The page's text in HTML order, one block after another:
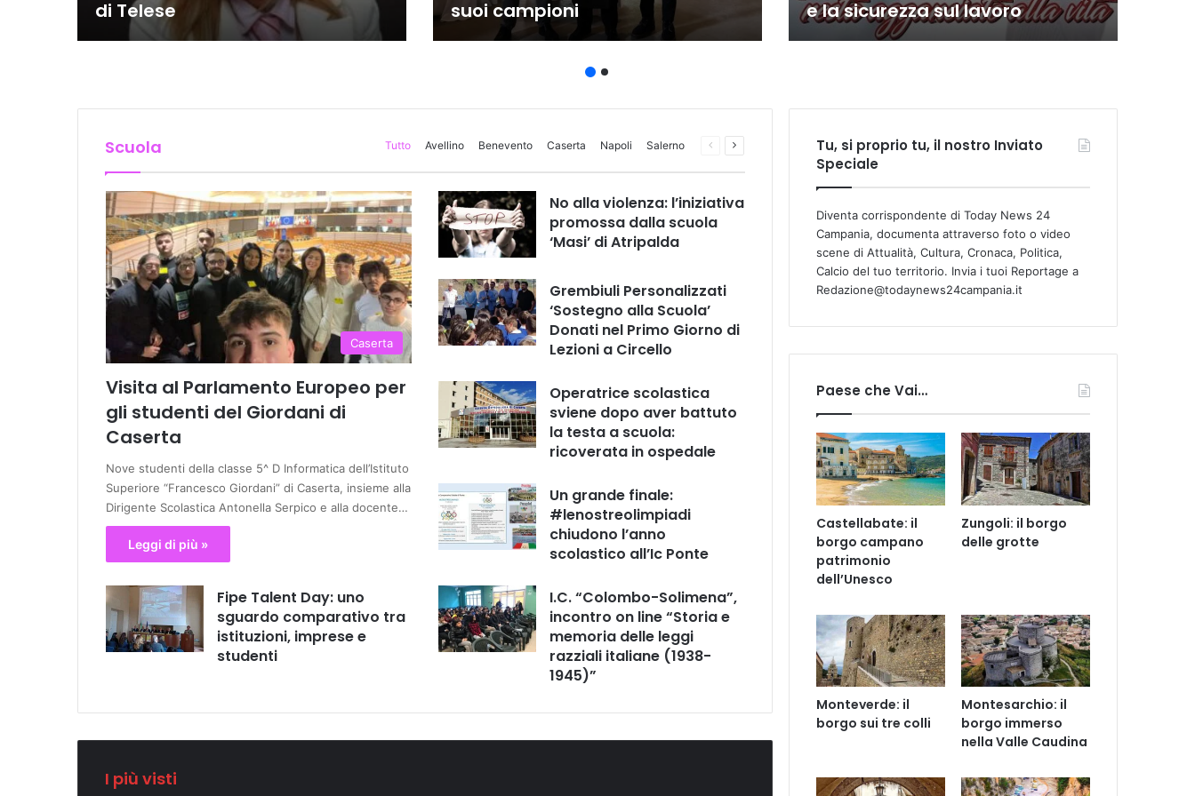
di Telese
suoi campioni
e la sicurezza sul lavoro
Scuola Tutto Avellino Benevento Caserta Napoli Salerno
Pagina
Caserta
Visita al Parlamento Europeo per
gli studenti del Giordani di
Caserta
Nove studenti della classe 5^ D Informatica dell’Istituto
Superiore “Francesco Giordani” di Caserta, insieme alla
Dirigente Scolastica Antonella Serpico e alla docente…
Leggi di più »
No alla violenza: l’iniziativa
promossa dalla scuola
‘Masi’ di Atripalda
Grembiuli Personalizzati
‘Sostegno alla Scuola’
Donati nel Primo Giorno di
Lezioni a Circello
Operatrice scolastica
sviene dopo aver battuto
la testa a scuola:
ricoverata in ospedale
Un grande finale:
#lenostreolimpiadi
chiudono l’anno
scolastico all’Ic Ponte
Fipe Talent Day: uno
sguardo comparativo tra
istituzioni, imprese e
studenti
I.C. “Colombo-Solimena”,
incontro on line “Storia e
memoria delle leggi
razziali italiane (1938-
1945)”
I più visti
Tu, si proprio tu, il nostro Inviato
Speciale
Diventa corrispondente di Today News 24
Campania, documenta attraverso foto o video
scene di Attualità, Cultura, Cronaca, Politica,
Calcio del tuo territorio. Invia i tuoi Reportage a
Redazione@todaynews24campania.it
Paese che Vai…
Castellabate: il
borgo campano
patrimonio
dell’Unesco
Zungoli: il borgo
delle grotte
Monteverde: il
borgo sui tre colli
Montesarchio: il
borgo immerso
nella Valle Caudina